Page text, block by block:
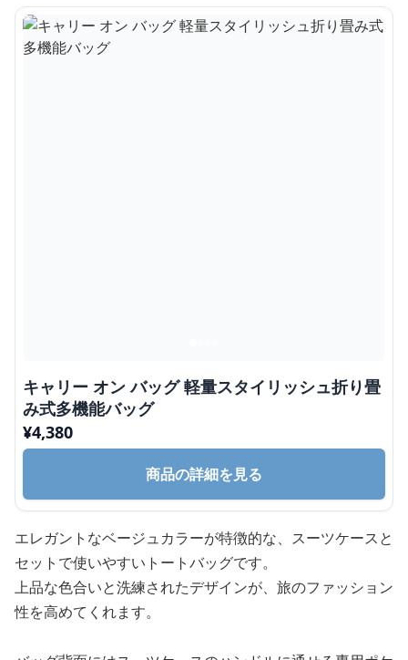
キャリー オン バッグ 軽量スタイリッシュ折り畳
み式多機能バッグ
¥4,380
商品の詳細を見る
エレガントなベージュカラーが特徴的な、スーツケースと
セットで使いやすいトートバッグです。
上品な色合いと洗練されたデザインが、旅のファッション
性を高めてくれます。